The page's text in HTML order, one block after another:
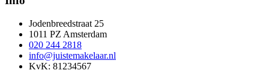
Jodenbreedstraat 25
1011 PZ Amsterdam
020 244 2818
info@juistemakelaar.nl
KvK: 81234567